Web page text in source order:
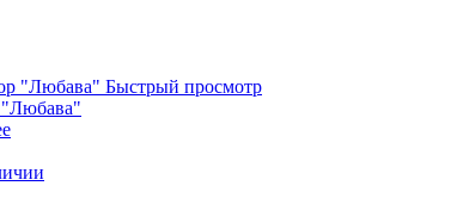
Быстрый просмотр
"Любава"